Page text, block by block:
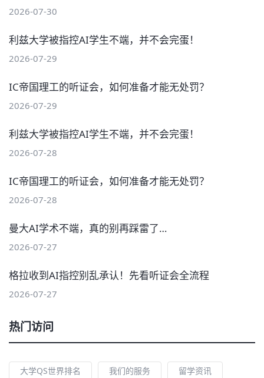
2026-07-30
利兹大学被指控AI学生不端，并不会完蛋！
2026-07-29
IC帝国理工的听证会，如何准备才能无处罚？
2026-07-29
利兹大学被指控AI学生不端，并不会完蛋！
2026-07-28
IC帝国理工的听证会，如何准备才能无处罚？
2026-07-28
曼大AI学术不端，真的别再踩雷了…
2026-07-27
格拉收到AI指控别乱承认！先看听证会全流程
2026-07-27
热门访问
大学QS世界排名 我们的服务 留学资讯